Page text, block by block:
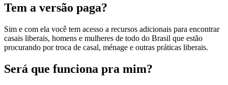
Tem a versão paga?
Sim e com ela você tem acesso a recursos adicionais para encontrar
casais liberais, homens e mulheres de todo do Brasil que estão
procurando por troca de casal, ménage e outras práticas liberais.
Será que funciona pra mim?